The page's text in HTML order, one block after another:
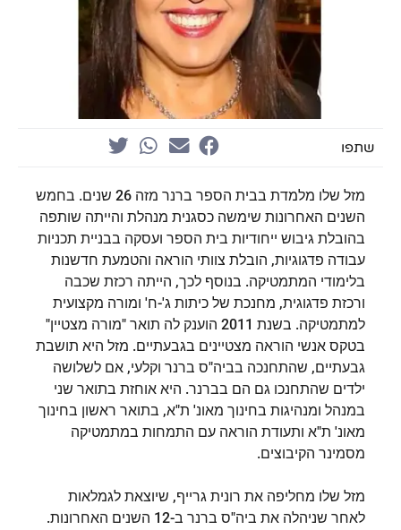
שתפו
מזל שלו מלמדת בבית הספר ברנר מזה 26 שנים. בחמש
השנים האחרונות שימשה כסגנית מנהלת והייתה שותפה
בהובלת גיבוש ייחודיות בית הספר ועסקה בבניית תכניות
עבודה פדגוגיות, הובלת צוותי הוראה והטמעת חדשנות
בלימודי המתמטיקה. בנוסף לכך, הייתה רכזת שכבה
ורכזת פדגוגית, מחנכת של כיתות ג'-ח' ומורה מקצועית
למתמטיקה. בשנת 2011 הוענק לה תואר "מורה מצטיין"
בטקס אנשי הוראה מצטיינים בגבעתיים. מזל היא תושבת
גבעתיים, שהתחנכה בביה"ס ברנר וקלעי, אם לשלושה
ילדים שהתחנכו גם הם בברנר. היא אוחזת בתואר שני
במנהל ומנהיגות בחינוך מאונ' ת"א, בתואר ראשון בחינוך
מאונ' ת"א ותעודת הוראה עם התמחות במתמטיקה
מסמינר הקיבוצים.
מזל שלו מחליפה את רונית גרייף, שיוצאת לגמלאות
לאחר שניהלה את ביה"ס ברנר ב-12 השנים האחרונות.